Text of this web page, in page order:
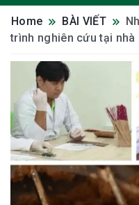
Home BÀI VIẾT
trình nghiên cứu tại nhà